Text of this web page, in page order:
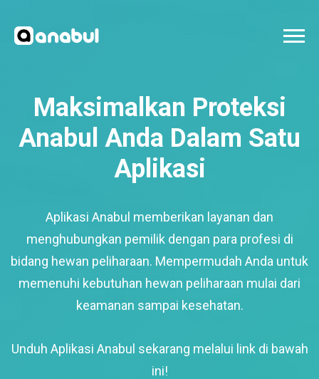
Maksimalkan Proteksi
Anabul Anda Dalam Satu
Aplikasi
Aplikasi Anabul memberikan layanan dan
menghubungkan pemilik dengan para profesi di
bidang hewan peliharaan. Mempermudah Anda untuk
memenuhi kebutuhan hewan peliharaan mulai dari
keamanan sampai kesehatan.
Unduh Aplikasi Anabul sekarang melalui link di bawah
ini!